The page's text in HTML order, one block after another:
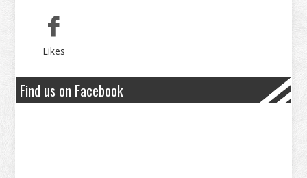
Likes
Find us on Facebook